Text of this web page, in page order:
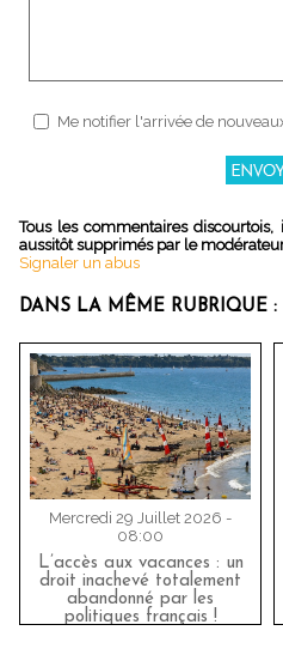
Me notifier l'arrivée de
Tous les commentaires
aussitôt supprimés par le
Signaler un abus
DANS LA MÊME RUBRIQUE :
Mercredi 29 Juillet 2026 -
08:00
L’accès aux vacances : un
droit inachevé totalement
abandonné par les
politiques français !